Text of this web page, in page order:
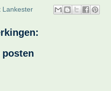
Lankester
posten